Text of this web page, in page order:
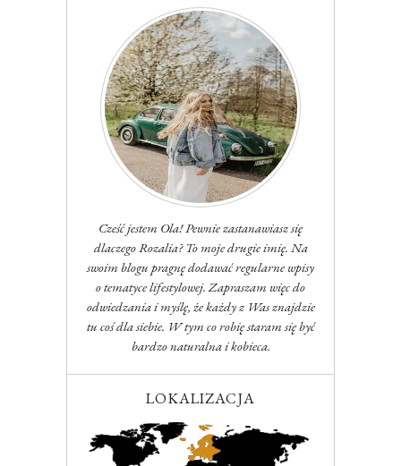
Cześć jestem Ola! Pewnie zastanawiasz się
dlaczego Rozalia? To moje drugie imię. Na
swoim blogu pragnę dodawać regularne wpisy
o tematyce lifestylowej. Zapraszam więc do
odwiedzania i myślę, że każdy z Was znajdzie
tu coś dla siebie. W tym co robię staram się być
bardzo naturalna i kobieca.
LOKALIZACJA